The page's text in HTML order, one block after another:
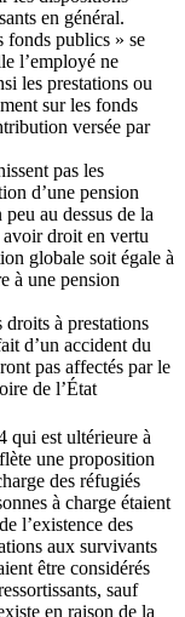
en général.
fonds publics » se
l’employé ne
les prestations ou
sur les fonds
versée par
pas les
d’une pension
au dessus de la
droit en vertu
globale soit égale à
à une pension
à prestations
d’un accident du
pas affectés par le
de l’État
qui est ultérieure à
une proposition
des réfugiés
à charge étaient
l’existence des
aux survivants
être considérés
sauf
en raison de la